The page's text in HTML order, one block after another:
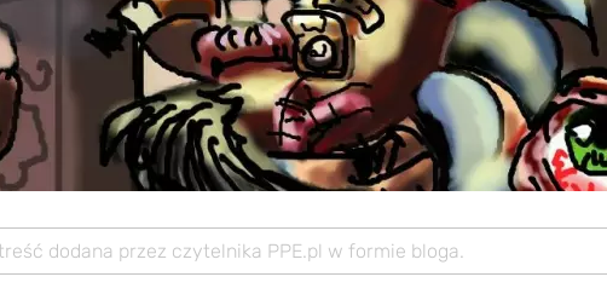
dodana przez czytelnika PPE.pl w formie bloga.